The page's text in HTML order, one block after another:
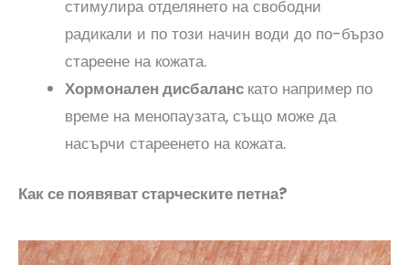
стимулира отделянето на свободни
радикали и по този начин води до по-бързо
стареене на кожата.
Хормонален дисбаланс като например по
време на менопаузата, също може да
насърчи стареенето на кожата.
Как се появяват старческите петна?